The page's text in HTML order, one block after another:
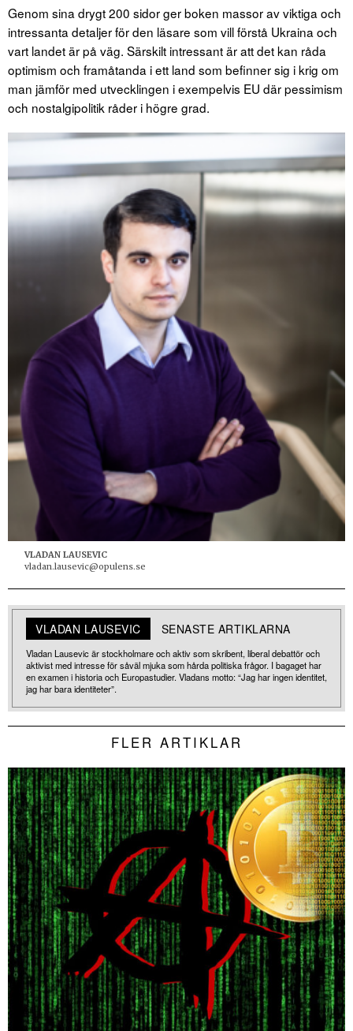
Genom sina drygt 200 sidor ger boken massor av viktiga och
intressanta detaljer för den läsare som vill förstå Ukraina och
vart landet är på väg. Särskilt intressant är att det kan råda
optimism och framåtanda i ett land som befinner sig i krig om
man jämför med utvecklingen i exempelvis EU där pessimism
och nostalgipolitik råder i högre grad.
VLADAN LAUSEVIC
vladan.lausevic@opulens.se
VLADAN LAUSEVIC SENASTE ARTIKLARNA
Vladan Lausevic är stockholmare och aktiv som skribent, liberal debattör och
aktivist med intresse för såväl mjuka som hårda politiska frågor. I bagaget har
en examen i historia och Europastudier. Vladans motto: “Jag har ingen identitet,
jag har bara identiteter”.
FLER ARTIKLAR